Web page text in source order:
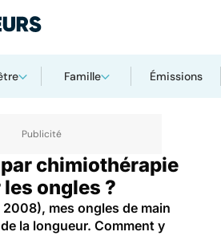
Famille Émissions
chimiothérapie
ongles ?
mes ongles de main
la longueur. Comment y